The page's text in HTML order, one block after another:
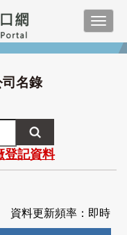
司名錄
登記資料
資料更新頻率：即時